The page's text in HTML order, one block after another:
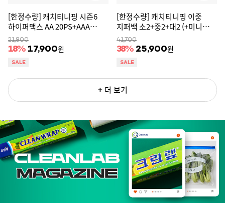
[한정수량] 캐치티니핑 시즌6
하이퍼맥스 AA 20PS+AAA
20PS (+시즌5 티니핑 비치타올
증정)
21,800
18% 17,900원
[한정수량] 캐치티니핑 이중
지퍼백 소2+중2+대2 (+미니미니
지퍼백 20매 증정)
41,700
38% 25,900원
+더 보기